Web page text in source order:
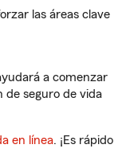
las áreas clave
a comenzar
de seguro de vida
en línea. ¡Es rápido